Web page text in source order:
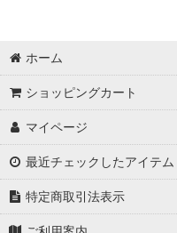
ホーム
ショッピングカート
マイページ
最近チェックしたアイテム
特定商取引法表示